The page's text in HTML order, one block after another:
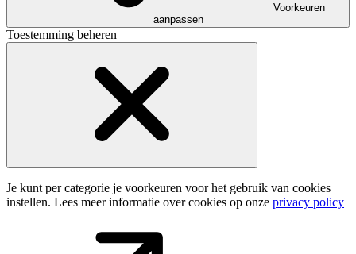
Voorkeuren
aanpassen
Toestemming beheren
Je kunt per categorie je voorkeuren voor het gebruik van cookies
instellen. Lees meer informatie over cookies op onze privacy policy